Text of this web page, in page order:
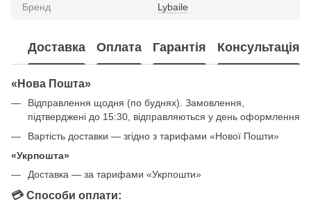
Бренд Lybaile
Доставка Оплата Гарантія Консультація
«Нова Пошта»
Відправлення щодня (по буднях). Замовлення,
підтверджені до 15:30, відправляються у день оформлення
Вартість доставки — згідно з тарифами «Нової Пошти»
«Укрпошта»
Доставка — за тарифами «Укрпошти»
💳 Способи оплати: